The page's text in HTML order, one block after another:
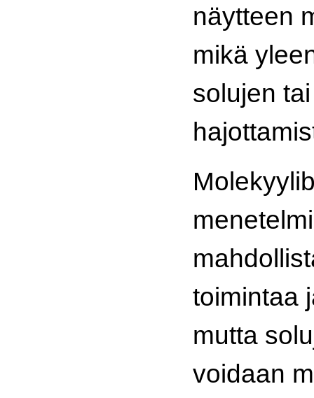
näytteen
mikä
solujen
toimintaa
mutta
voidaan